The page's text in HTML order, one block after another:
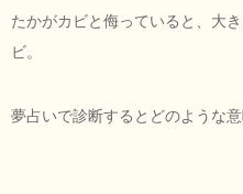
たかがカビと侮っていると、大
ビ。
夢占いで診断するとどのような